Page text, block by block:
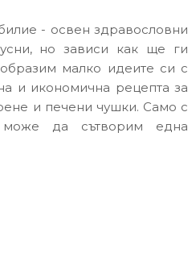
- освен здравословни
но зависи как ще ги
малко идеите си с
и икономична рецепта за
и печени чушки. Само с
може да сътворим една